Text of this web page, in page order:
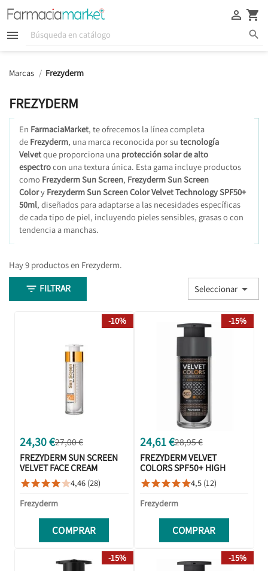
  
 
Marcas Frezyderm
FREZYDERM
En FarmaciaMarket, te ofrecemos la línea completa
de Frezyderm, una marca reconocida por su tecnología
Velvetque proporciona una protección solar de alto
espectrocon una textura única. Esta gama incluye productos
como Frezyderm Sun Screen, Frezyderm Sun Screen
Colory Frezyderm Sun Screen Color Velvet Technology SPF50+
50ml, diseñados para adaptarse a las necesidades específicas
de cada tipo de piel, incluyendo pieles sensibles, grasas o con
tendencia a manchas.
Hay 9 productos en Frezyderm.
 FILTRAR Seleccionar 
24,30 €27,00 €
FREZYDERM SUN SCREEN
VELVET FACE CREAM
SPF50+ 50ML
4,46 (28)
Frezyderm
COMPRAR
-10%
24,61 €28,95 €
FREZYDERM VELVET
COLORS SPF50+ HIGH
COVER 30ML
4,5 (12)
Frezyderm
COMPRAR
-15%
-15% -15%